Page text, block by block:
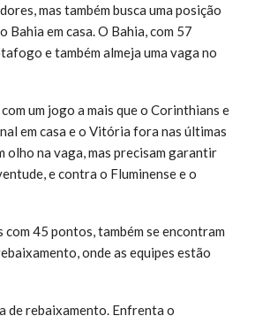
mas também busca uma posição
em casa. O Bahia, com 57
e também almeja uma vaga no
um jogo a mais que o Corinthians e
em casa e o Vitória fora nas últimas
olho na vaga, mas precisam garantir
e contra o Fluminense e o
45 pontos, também se encontram
onde as equipes estão
de rebaixamento. Enfrenta o